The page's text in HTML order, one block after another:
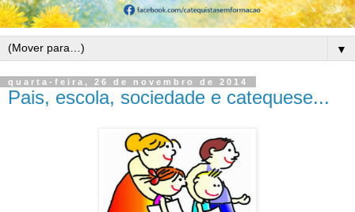
▼
quarta-feira, 26 de novembro de 2014
Pais, escola, sociedade e catequese...